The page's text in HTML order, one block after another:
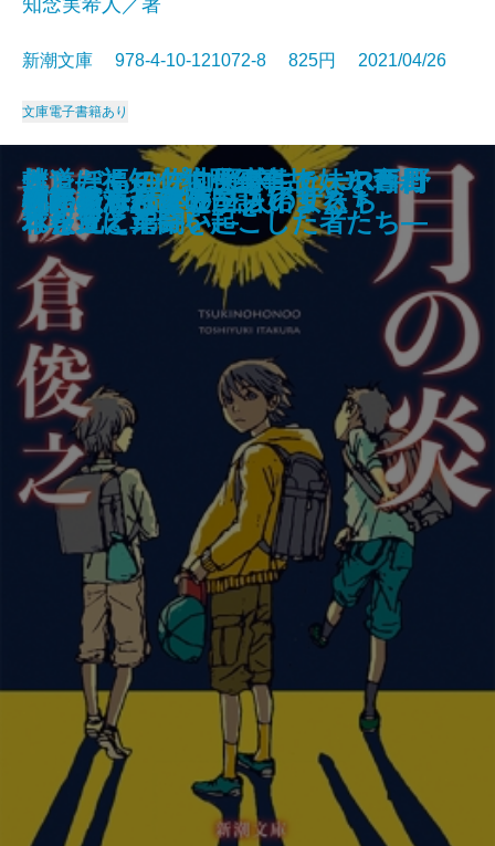
ダーク・マテリアルズII 神秘の
短剣〔上〕
ダーク・マテリアルズII 神秘の
短剣〔下〕
全裸監督―村西とおる伝―
吃音―伝えられないもどかしさ―
雪ぐ人―「冤罪弁護士」今村核の
挑戦―
ルポ川崎
文豪の凄い語彙力
大奥づとめ―よろずおつとめ申し
候―
どうやらオレたち、いずれ死ぬっ
つーじゃないですか
ひとつむぎの手
知念実希人／著
新潮文庫 978-4-10-121072-8 825円 2021/04/26
文庫電子書籍あり
月の炎
僕とぼく―佐世保事件で妹を奪わ
れた兄と弟―
ウィステリアと三人の女たち
デイジー・ミラー
死に至る恋は嘘から始まる
心が折れた夜のプレイリスト
流転の海 読本
オレたちのプロ野球ニュース―野
球報道に革命を起こした者たち―
物語を忘れた外国語
軌道―福知山線脱線事故 JR西日
本を変えた闘い―